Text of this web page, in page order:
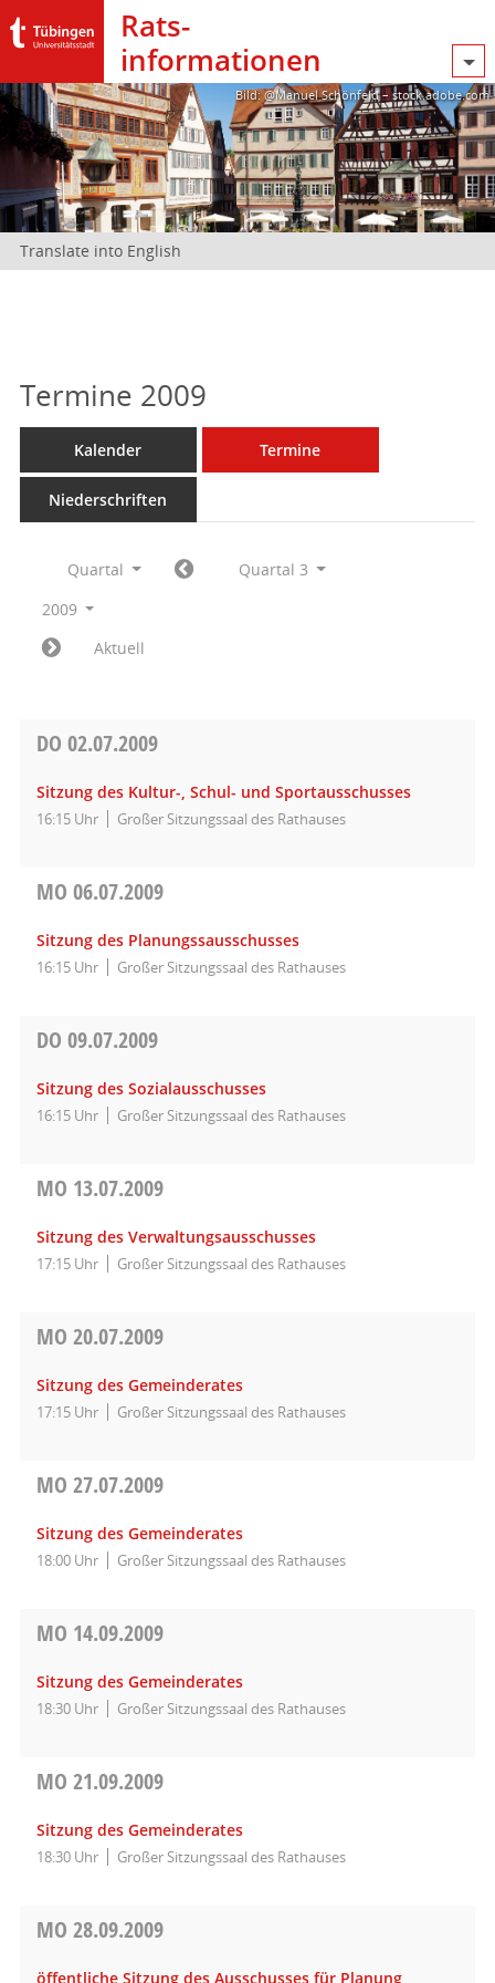
Rats­
informationen
Bild: @Manuel Schönfeld – stock.adobe.com
Translate into English
Termine 2009
Kalender Termine
Niederschriften
Quartal
Quartal 3
2009
Aktuell
DO 02.07.2009
Sitzung des Kultur-, Schul- und Sportausschusses
16:15 Uhr Großer Sitzungssaal des Rathauses
MO 06.07.2009
Sitzung des Planungssausschusses
16:15 Uhr Großer Sitzungssaal des Rathauses
DO 09.07.2009
Sitzung des Sozialausschusses
16:15 Uhr Großer Sitzungssaal des Rathauses
MO 13.07.2009
Sitzung des Verwaltungsausschusses
17:15 Uhr Großer Sitzungssaal des Rathauses
MO 20.07.2009
Sitzung des Gemeinderates
17:15 Uhr Großer Sitzungssaal des Rathauses
MO 27.07.2009
Sitzung des Gemeinderates
18:00 Uhr Großer Sitzungssaal des Rathauses
MO 14.09.2009
Sitzung des Gemeinderates
18:30 Uhr Großer Sitzungssaal des Rathauses
MO 21.09.2009
Sitzung des Gemeinderates
18:30 Uhr Großer Sitzungssaal des Rathauses
MO 28.09.2009
öffentliche Sitzung des Ausschusses für Planung,